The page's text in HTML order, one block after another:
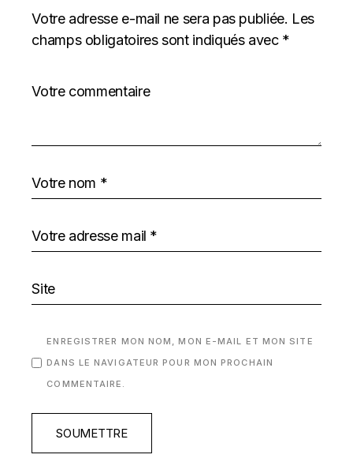
Votre adresse e-mail ne sera pas publiée. Les
champs obligatoires sont indiqués avec *
ENREGISTRER MON NOM, MON E-MAIL ET MON SITE
DANS LE NAVIGATEUR POUR MON PROCHAIN
COMMENTAIRE.
SOUMETTRE